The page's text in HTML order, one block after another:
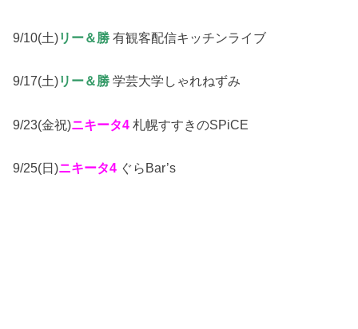
9/10(土)リー＆勝 有観客配信キッチンライブ
9/17(土)リー＆勝学芸大学しゃれねずみ
9/23(金祝)ニキータ4札幌すすきのSPiCE
9/25(日)ニキータ4 ぐらBar’s